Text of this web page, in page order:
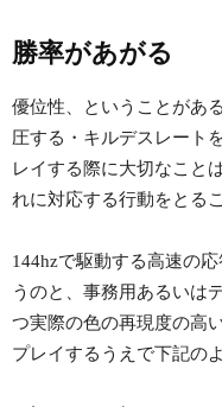
勝率があがる
優位性、ということがあ
圧する・キルデスレート
レイする際に大切なこと
れに対応する行動をとる
144hzで駆動する高速の
うのと、事務用あるいは
つ実際の色の再現度の高
プレイするうえで下記の